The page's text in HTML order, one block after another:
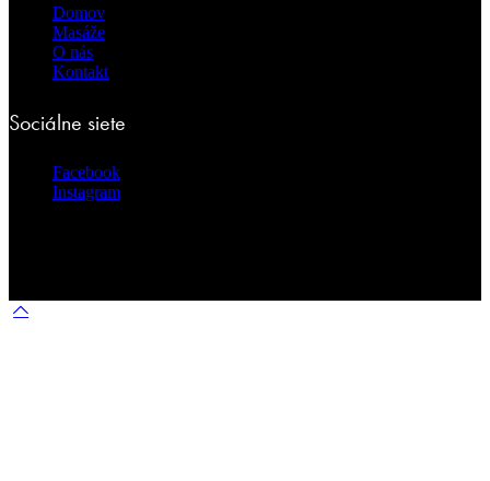
Domov
Masáže
O nás
Kontakt
Sociálne siete
Facebook
Instagram